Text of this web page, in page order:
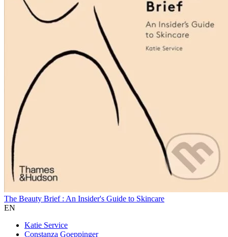
The Beauty Brief : An Insider's Guide to Skincare
EN
Katie Service
Constanza Goeppinger